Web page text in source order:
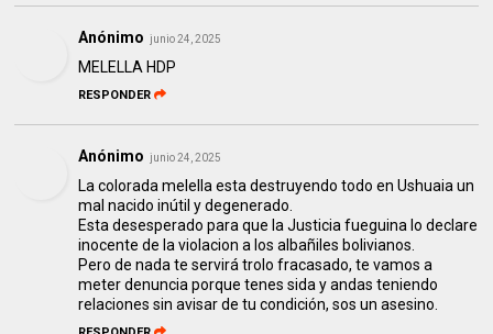
Anónimo junio 24, 2025
MELELLA HDP
RESPONDER
Anónimo junio 24, 2025
La colorada melella esta destruyendo todo en Ushuaia un
mal nacido inútil y degenerado.
Esta desesperado para que la Justicia fueguina lo declare
inocente de la violacion a los albañiles bolivianos.
Pero de nada te servirá trolo fracasado, te vamos a
meter denuncia porque tenes sida y andas teniendo
relaciones sin avisar de tu condición, sos un asesino.